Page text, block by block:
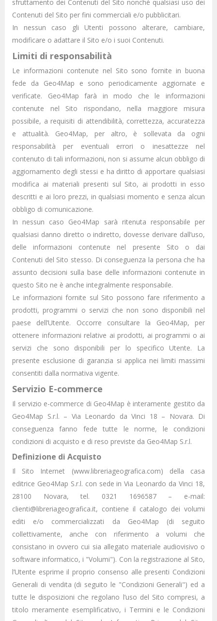
sfruttamento dei Contenuti del Sito nonché qualsiasi uso dei
Contenuti del Sito per fini commerciali e/o pubblicitari.
In nessun caso gli Utenti possono alterare, cambiare,
modificare o adattare il Sito e/o i suoi Contenuti.
Limiti di responsabilità
Le informazioni contenute nel Sito sono fornite in buona
fede da Geo4Map e sono periodicamente aggiornate e
verificate. Geo4Map farà in modo che le informazioni
contenute nel Sito rispondano, nella maggiore misura
possibile, a requisiti di attendibilità, correttezza, accuratezza
e attualità. Geo4Map, per altro, è sollevata da ogni
responsabilità per eventuali errori o inesattezze nel
contenuto di tali informazioni, non si assume alcun obbligo di
aggiornamento degli stessi e ha diritto di apportare qualsiasi
modifica ai materiali presenti sul Sito, ai prodotti in esso
descritti e ai loro prezzi, in qualsiasi momento e senza alcun
obbligo di comunicazione.
In nessun caso Geo4Map sarà ritenuta responsabile per
qualsiasi danno diretto o indiretto, dovesse derivare dall’uso,
delle informazioni contenute nel presente Sito o dai
Contenuti del Sito stesso. Di conseguenza la persona che ha
assunto decisioni sulla base delle informazioni contenute in
questo Sito ne è anche integralmente responsabile.
Le informazioni fornite sul Sito possono fare riferimento a
prodotti, programmi o servizi che non sono disponibili nel
paese dell’Utente. Occorre consultare la Geo4Map, per
ottenere informazioni relative ai prodotti, ai programmi o ai
servizi che sono disponibili per lo specifico Utente. La
presente esclusione di garanzia si applica nei limiti massimi
consentiti dalla normativa vigente.
Servizio E-commerce
Il servizio e-commerce di Geo4Map è interamente gestito da
Geo4Map S.r.l. – Via Leonardo da Vinci 18 – Novara. Di
conseguenza fanno fede tutte le norme, le condizioni
condizioni di acquisto e di reso previste da Geo4Map S.r.l.
Definizione di Acquisto
Il Sito Internet (www.libreriageografica.com) della casa
editrice Geo4Map S.r.l. con sede in Via Leonardo da Vinci 18,
28100 Novara, tel. 0321 1696587 – e-mail:
clienti@libreriageografica.it, contiene il catalogo dei volumi
editi e/o commercializzati da Geo4Map (di seguito
collettivamente, anche con riferimento a volumi che
consistano in ovvero cui sia allegato materiale audiovisivo o
software informatico, i "Volumi"). Con la registrazione al Sito,
l’Utente esprime il proprio consenso alle presenti Condizioni
Generali di vendita (di seguito le "Condizioni Generali") ed a
tutte le disposizioni che regolano l’uso del Sito compresi, a
titolo meramente esemplificativo, i Termini e le Condizioni